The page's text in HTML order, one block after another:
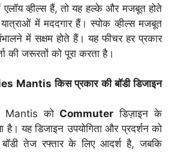
व्हील्स हैं, तो यह हल्के और मजबूत होते
में मददगार हैं। स्पोक व्हील्स मजबूत
में सक्षम होते हैं। यह फीचर हर प्रकार
की जरूरतों को पूरा करता है।
Mantis किस प्रकार की बॉडी डिजाइन
Mantis को Commuter डिज़ाइन के
है। यह डिजाइन उपयोगिता और प्रदर्शन को
बॉडी तेज रफ्तार के लिए आदर्श है, जबकि